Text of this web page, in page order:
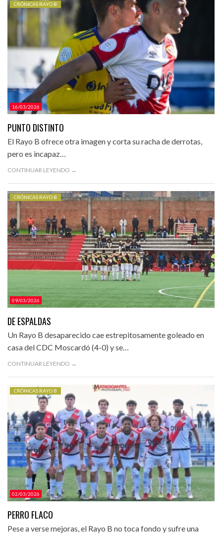
16/03/2026
CRÓNICAS RAYO B
PUNTO DISTINTO
El Rayo B ofrece otra imagen y corta su racha de derrotas,
pero es incapaz…
CONTINUAR LEYENDO →
09/03/2026
CRÓNICAS RAYO B
DE ESPALDAS
Un Rayo B desaparecido cae estrepitosamente goleado en
casa del CDC Moscardó (4-0) y se…
CONTINUAR LEYENDO →
02/03/2026
CRÓNICAS RAYO B
PERRO FLACO
Pese a verse mejoras, el Rayo B no toca fondo y sufre una